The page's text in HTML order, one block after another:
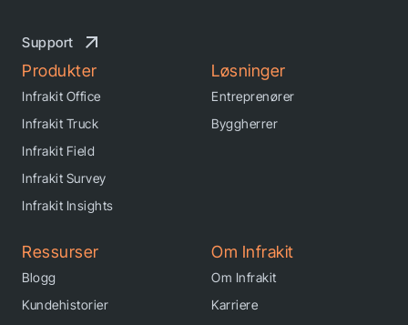
Produkter
Infrakit Office
Infrakit Truck
Infrakit Field
Infrakit Survey
Infrakit Insights
Løsninger
Entreprenører
Byggherrer
Ressurser
Blogg
Kundehistorier
Om Infrakit
Om Infrakit
Karriere
Support